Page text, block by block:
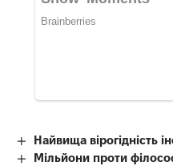
Найвища вірогідність
Мільйони проти